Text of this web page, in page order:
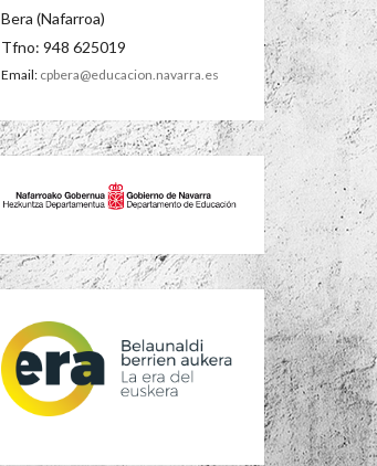
Bera (Nafarroa)
Tfno: 948 625019
Email: cpbera@educacion.navarra.es